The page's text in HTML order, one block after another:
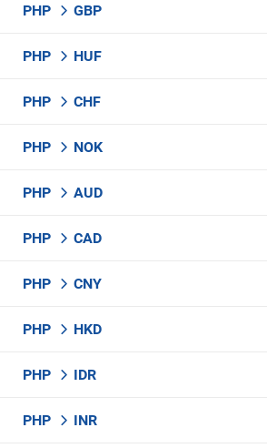
PHP GBP
PHP HUF
PHP CHF
PHP NOK
PHP AUD
PHP CAD
PHP CNY
PHP HKD
PHP IDR
PHP INR